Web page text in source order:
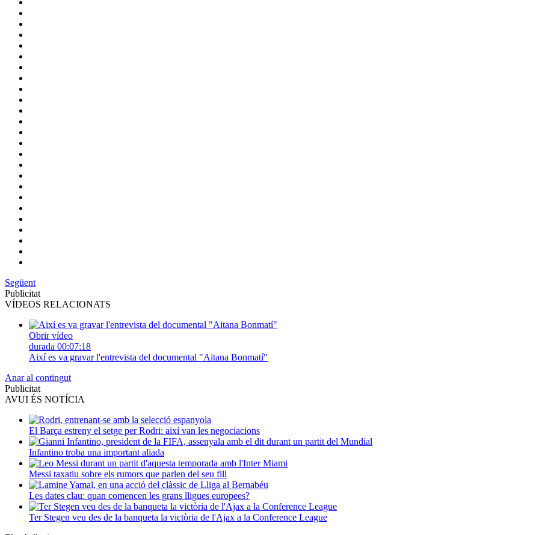
Següent
Publicitat
VÍDEOS RELACIONATS
Obrir vídeo
durada 00:07:18
Així es va gravar l'entrevista del documental "Aitana Bonmatí"
Anar al contingut
Publicitat
AVUI ÉS NOTÍCIA
El Barça estreny el setge per Rodri: així van les negociacions
Infantino troba una important aliada
Messi taxatiu sobre els rumors que parlen del seu fill
Les dates clau: quan comencen les grans lligues europees?
Ter Stegen veu des de la banqueta la victòria de l'Ajax a la Conference League